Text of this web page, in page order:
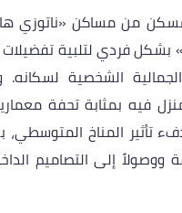
من مساكن «ناتوزي
» بشكل فردي لتلبية تفضيلات
الشخصية
فيه بمثابة تحفة
تأثير المناخ المتوسطي،
ووصولاً إلى التصاميم